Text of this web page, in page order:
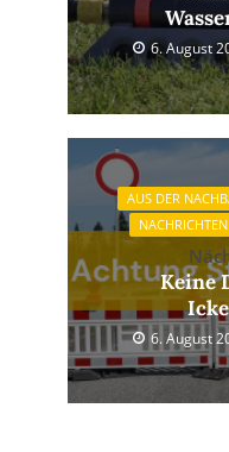
6. August
AUS DER
NACHRICHTEN
Keine
6. August